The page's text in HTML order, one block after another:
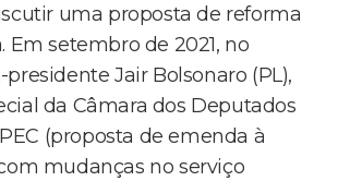
uma proposta de reforma
Em setembro de 2021, no
Jair Bolsonaro (PL),
da Câmara dos Deputados
(proposta de emenda à
mudanças no serviço